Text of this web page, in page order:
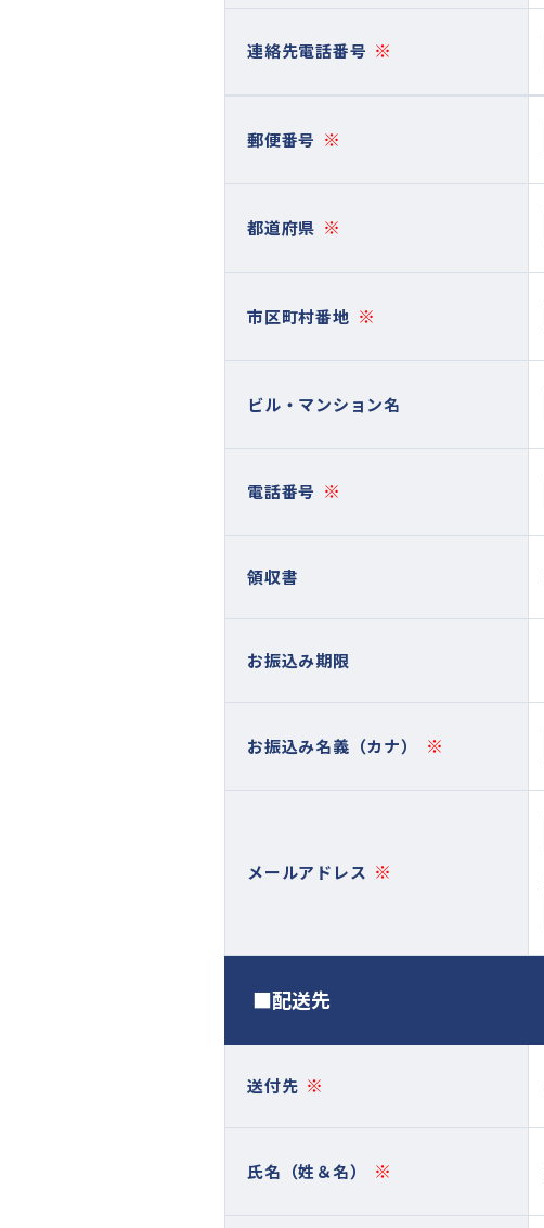
連絡先電話番号 ※
郵便番号 ※
都道府県 ※
市区町村番地 ※
ビル・マンション名
電話番号 ※
領収書
お振込み期限
お振込み名義（カナ） ※
メールアドレス ※
■配送先
送付先 ※
氏名（姓＆名） ※